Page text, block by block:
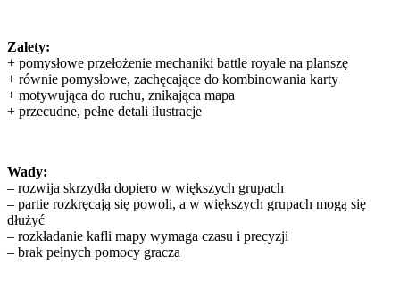
Zalety:
+ pomysłowe przełożenie mechaniki battle royale na planszę
+ równie pomysłowe, zachęcające do kombinowania karty
+ motywująca do ruchu, znikająca mapa
+ przecudne, pełne detali ilustracje
Wady:
– rozwija skrzydła dopiero w większych grupach
– partie rozkręcają się powoli, a w większych grupach mogą się
dłużyć
– rozkładanie kafli mapy wymaga czasu i precyzji
– brak pełnych pomocy gracza